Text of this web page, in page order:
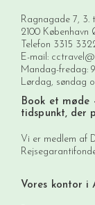
Ragnagade 7, 3.
2100 København
Telefon 3315
E-mail:
Mandag-fredag:
Lørdag, søndag
Book et møde
tidspunkt, der
Vi er medlem af
Vores kontor i